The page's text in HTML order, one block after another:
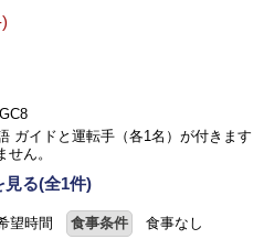
ガイドと運転手（各1名）が付きます
ん。
見る(全1件)
望時間 食事条件 食事なし